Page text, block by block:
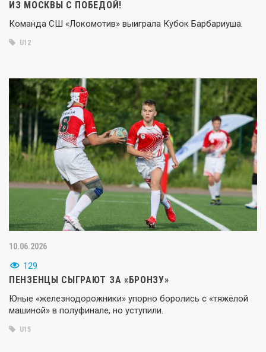
ИЗ МОСКВЫ С ПОБЕДОЙ!
Команда СШ «Локомотив» выиграла Кубок Барбариуша.
U12
10.06.2026
129
ПЕНЗЕНЦЫ СЫГРАЮТ ЗА «БРОНЗУ»
Юные «железнодорожники» упорно боролись с «тяжёлой
машиной» в полуфинале, но уступили.
U15